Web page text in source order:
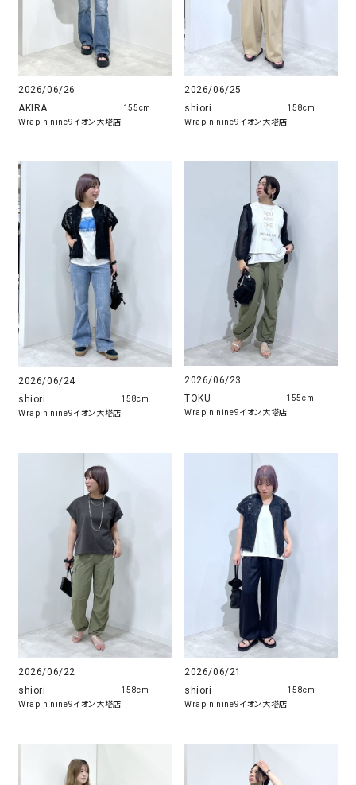
2026/06/26
AKIRA
Wrapin nine9イオン大塔店
155cm
2026/06/25
shiori
Wrapin nine9イオン大塔店
158cm
2026/06/24
shiori
Wrapin nine9イオン大塔店
158cm
2026/06/23
TOKU
Wrapin nine9イオン大塔店
155cm
2026/06/22
shiori
Wrapin nine9イオン大塔店
158cm
2026/06/21
shiori
Wrapin nine9イオン大塔店
158cm